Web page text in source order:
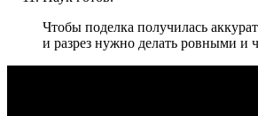
Чтобы поделка получилась
и разрез нужно делать ровными и